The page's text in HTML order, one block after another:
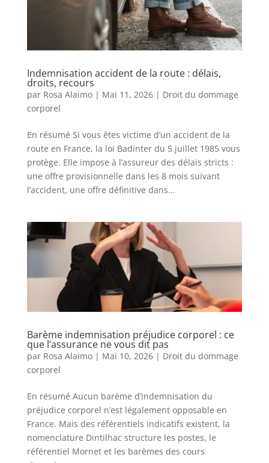
Indemnisation accident de la route : délais,
droits, recours
par Rosa Alaimo| Mai 11, 2026| Droit du dommage
corporel
En résumé Si vous êtes victime d’un accident de la
route en France, la loi Badinter du 5 juillet 1985 vous
protège. Elle impose à l’assureur des délais stricts :
une offre provisionnelle dans les 8 mois suivant
l’accident, une offre définitive dans...
Barème indemnisation préjudice corporel : ce
que l’assurance ne vous dit pas
par Rosa Alaimo| Mai 10, 2026| Droit du dommage
corporel
En résumé Aucun barème d’indemnisation du
préjudice corporel n’est légalement opposable en
France. Mais des référentiels indicatifs existent, la
nomenclature Dintilhac structure les postes, le
référentiel Mornet et les barèmes des cours